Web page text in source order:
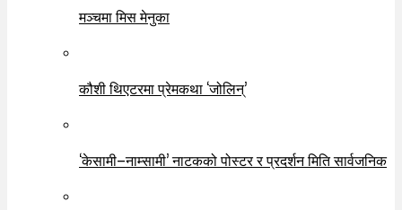
मञ्चमा मिस मेनुका
कौशी थिएटरमा प्रेमकथा ‘जोलिन्’
‘केसामी–नाम्सामी’ नाटकको पोस्टर र प्रदर्शन मिति सार्वजनिक